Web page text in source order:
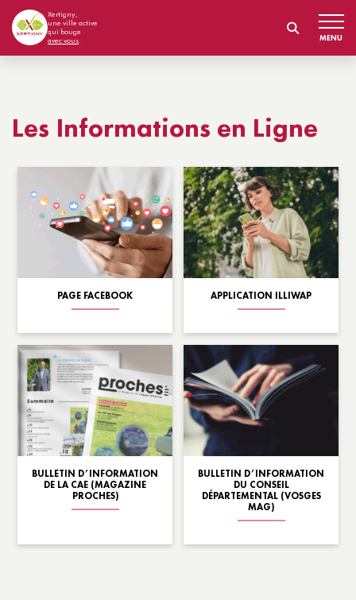
Xertigny,
une ville active
qui bouge
avec vous. MENU
Les Informations en Ligne
PAGE FACEBOOK APPLICATION ILLIWAP
BULLETIN D’INFORMATION
DE LA CAE (MAGAZINE
PROCHES)
BULLETIN D’INFORMATION
DU CONSEIL
DÉPARTEMENTAL (VOSGES
MAG)